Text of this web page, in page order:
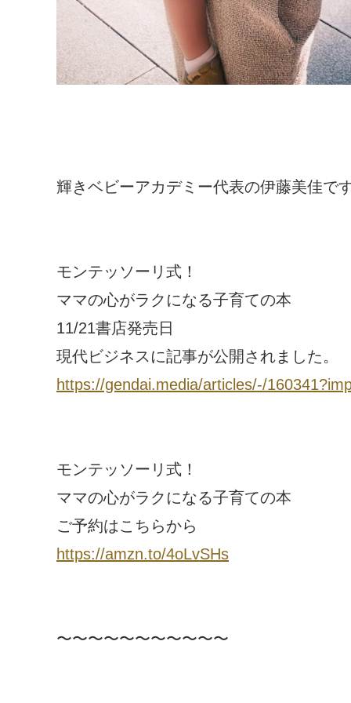
輝きベビーアカデミー代表の伊藤美佳で
モンテッソーリ式！
ママの心がラクになる子育ての本
11/21書店発売日
現代ビジネスに記事が公開されました。
https://gendai.media/articles/-/
モンテッソーリ式！
ママの心がラクになる子育ての本
ご予約はこちらから
https://amzn.to/4oLvSHs
〜〜〜〜〜〜〜〜〜〜〜